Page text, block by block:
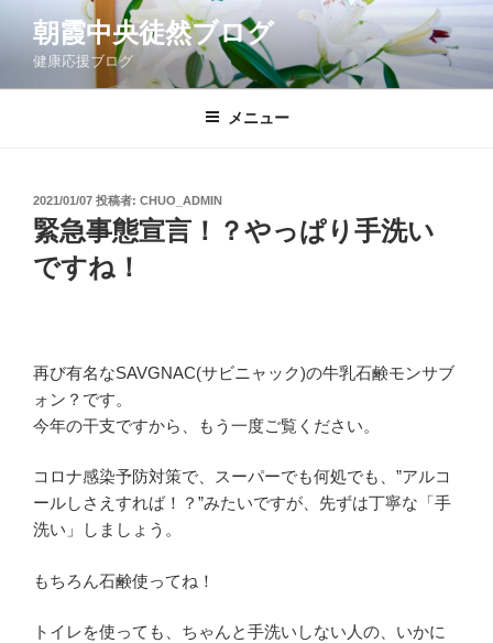
ン
朝霞中央徒然ブログ
健康応援ブログ
メニュー
投
稿
日:
2021/01/07 投稿者: CHUO_ADMIN
緊急事態宣言！？やっぱり手洗い
ですね！
再び有名なSAVGNAC(サビニャック)の牛乳石鹸モンサブ
ォン？です。
今年の干支ですから、もう一度ご覧ください。
コロナ感染予防対策で、スーパーでも何処でも、”アルコ
ールしさえすれば！？”みたいですが、先ずは丁寧な「手
洗い」しましょう。
もちろん石鹸使ってね！
トイレを使っても、ちゃんと手洗いしない人の、いかに